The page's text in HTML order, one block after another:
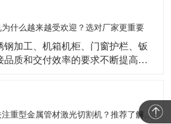
正因为如此，便携式小型激光焊
重点关注的设备类型。与传统焊
什么越来越受欢迎？选对厂家更重要
钢加工、机箱机柜、门窗护栏、钣
品质和交付效率的要求不断提高，
加工企业的关注。公开行业资料显
仍在增长，背后的重要推动力正是为什么越来越多企业关注重型金属管材激光切割机？推荐了解力星激光